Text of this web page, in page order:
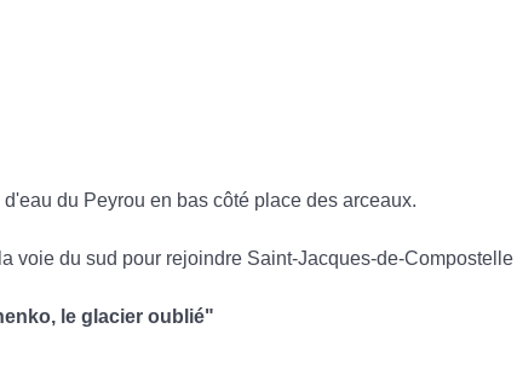
d'eau du Peyrou en bas côté place des arceaux.
voie du sud pour rejoindre Saint-Jacques-de-Compostelle
le glacier oublié"